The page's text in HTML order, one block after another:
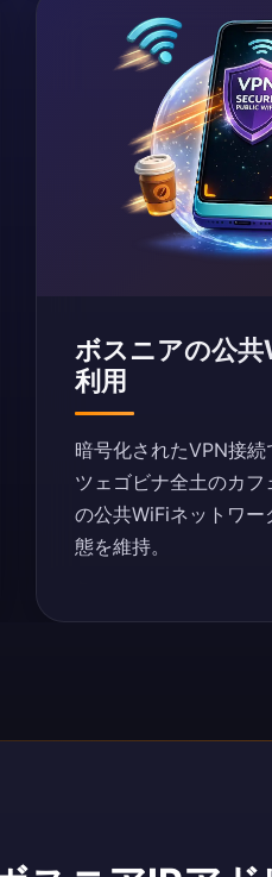
ボスニアの公
利用
暗号化されたVPN接
ツェゴビナ全土のカ
の公共WiFiネットワー
態を維持。